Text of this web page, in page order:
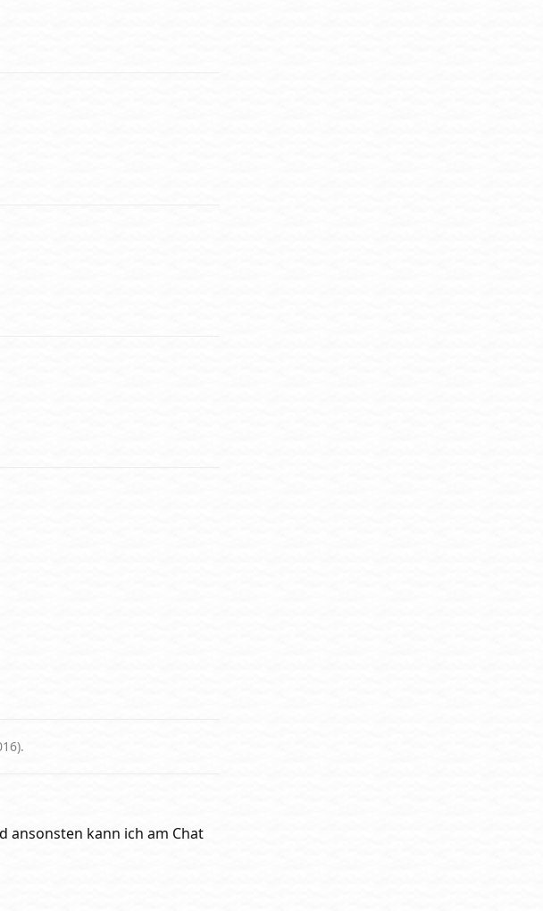
).
ansonsten kann ich am Chat